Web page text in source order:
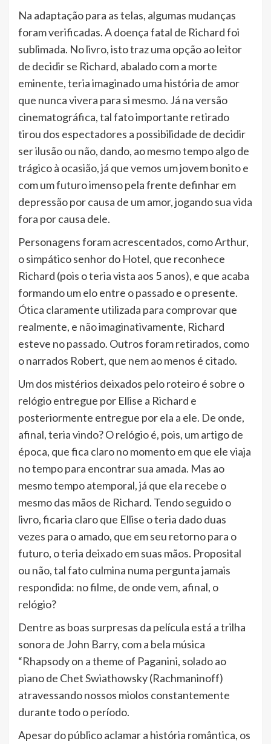
Na adaptação para as telas, algumas mudanças
foram verificadas. A doença fatal de Richard foi
sublimada. No livro, isto traz uma opção ao leitor
de decidir se Richard, abalado com a morte
eminente, teria imaginado uma história de amor
que nunca vivera para si mesmo. Já na versão
cinematográfica, tal fato importante retirado
tirou dos espectadores a possibilidade de decidir
ser ilusão ou não, dando, ao mesmo tempo algo de
trágico à ocasião, já que vemos um jovem bonito e
com um futuro imenso pela frente definhar em
depressão por causa de um amor, jogando sua vida
fora por causa dele.
Personagens foram acrescentados, como Arthur,
o simpático senhor do Hotel, que reconhece
Richard (pois o teria vista aos 5 anos), e que acaba
formando um elo entre o passado e o presente.
Ótica claramente utilizada para comprovar que
realmente, e não imaginativamente, Richard
esteve no passado. Outros foram retirados, como
o narrados Robert, que nem ao menos é citado.
Um dos mistérios deixados pelo roteiro é sobre o
relógio entregue por Ellise a Richard e
posteriormente entregue por ela a ele. De onde,
afinal, teria vindo? O relógio é, pois, um artigo de
época, que fica claro no momento em que ele viaja
no tempo para encontrar sua amada. Mas ao
mesmo tempo atemporal, já que ela recebe o
mesmo das mãos de Richard. Tendo seguido o
livro, ficaria claro que Ellise o teria dado duas
vezes para o amado, que em seu retorno para o
futuro, o teria deixado em suas mãos. Proposital
ou não, tal fato culmina numa pergunta jamais
respondida: no filme, de onde vem, afinal, o
relógio?
Dentre as boas surpresas da película está a trilha
sonora de John Barry, com a bela música
“Rhapsody on a theme of Paganini, solado ao
piano de Chet Swiathowsky (Rachmaninoff)
atravessando nossos miolos constantemente
durante todo o período.
Apesar do público aclamar a história romântica, os